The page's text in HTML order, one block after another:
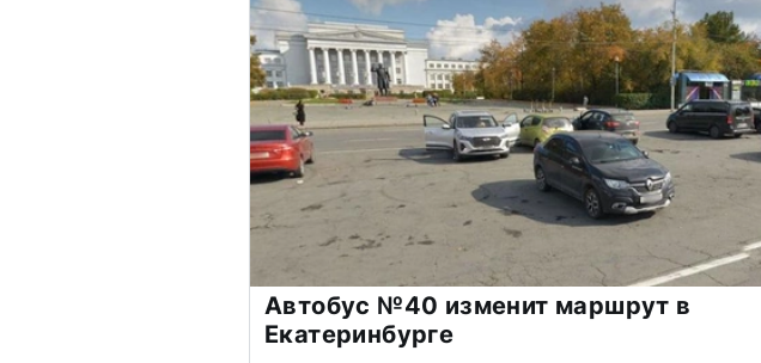
Автобус №40 изменит маршрут в
Екатеринбурге